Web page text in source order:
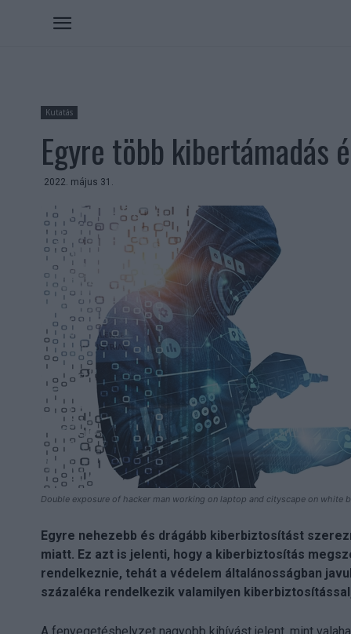
Kutatás
Egyre több kibertámadás
2022. május 31.
Double exposure of hacker man working on laptop and cityscape on white
Egyre nehezebb és drágább kiberbiztosítást
miatt. Ez azt is jelenti, hogy a kiberbiztosítás
rendelkeznie, tehát a védelem általánosságban
százaléka rendelkezik valamilyen